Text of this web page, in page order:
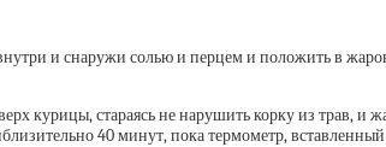
и снаружи солью и перцем и положить в
курицы, стараясь не нарушить корку из трав, и
40 минут, пока термометр,